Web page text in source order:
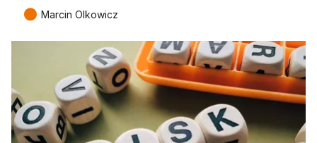
● Marcin Olkowicz